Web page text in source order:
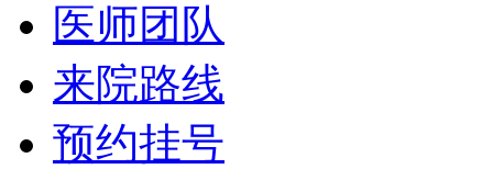
医师团队
来院路线
预约挂号